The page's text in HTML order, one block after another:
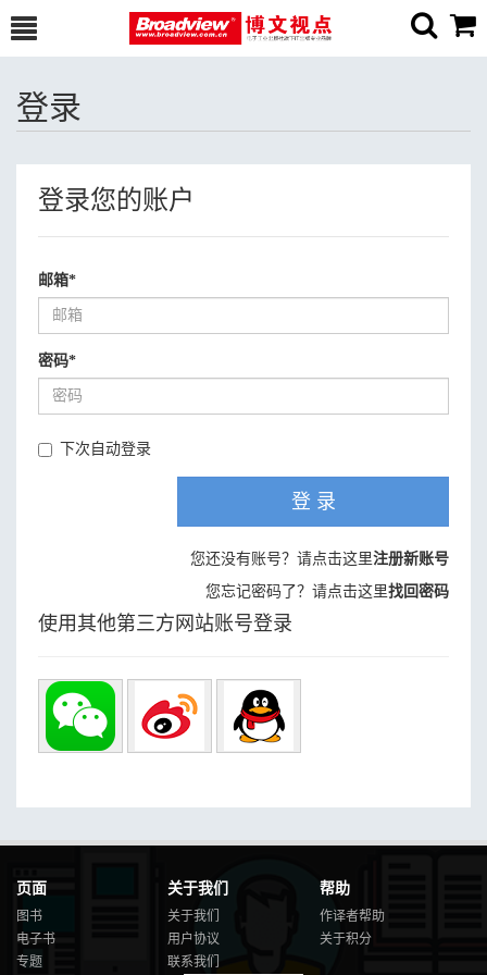
登录
登录您的账户
邮箱*
密码*
下次自动登录
登 录
您还没有账号？请点击这里注册新账号
您忘记密码了？请点击这里找回密码
使用其他第三方网站账号登录
页面
图书
电子书
专题
关于我们
关于我们
用户协议
联系我们
帮助
作译者帮助
关于积分